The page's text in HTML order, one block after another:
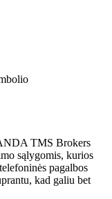
TMS Brokers
sąlygomis, kurios
pagalbos
kad galiu bet